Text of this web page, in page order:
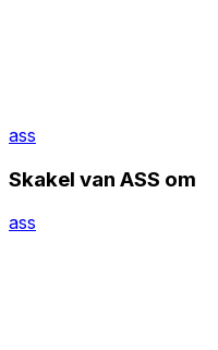
ass
Skakel van ASS om
ass